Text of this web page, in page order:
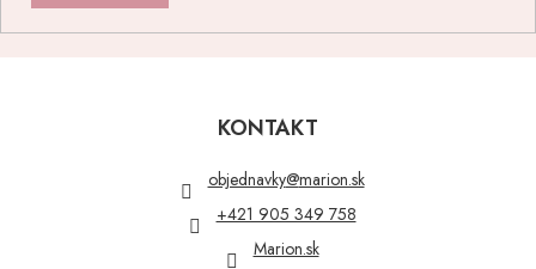
KONTAKT
objednavky@marion.sk
+421 905 349 758
Marion.sk